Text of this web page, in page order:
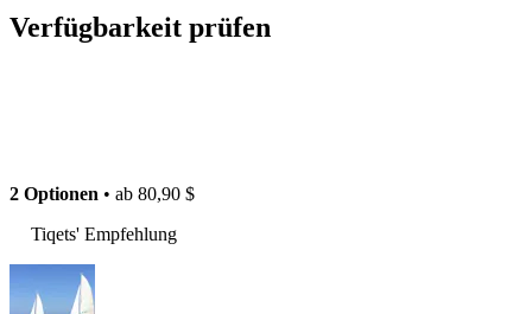
Verfügbarkeit prüfen
2 Optionen • ab 80,90 $
Tiqets' Empfehlung